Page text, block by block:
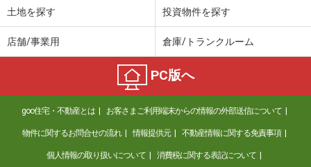
土地を探す 投資物件を探す
店舗/事業用 倉庫/トランクルーム
PC版へ
goo住宅・不動産とは お客さまご利用端末からの情報の外部送信について
物件に関するお問合せの流れ 情報提供元 不動産情報に関する免責事項
個人情報の取り扱いについて 消費税に関する表記について